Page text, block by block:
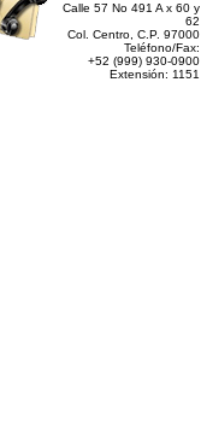
Calle 57 No 491 A x 60 y
62
Col. Centro, C.P. 97000
Teléfono/Fax:
+52 (999) 930-0900
Extensión: 1151